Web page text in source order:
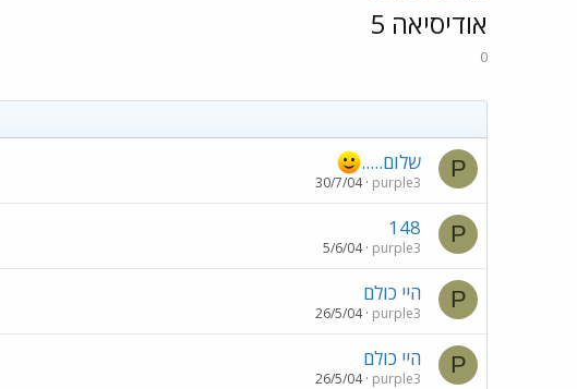
אודיסיאה 5
0
P שלום.....
purple3
30/7/04
P
148
purple3
5/6/04
P היי כולם
purple3
26/5/04
P היי כולם
purple3
26/5/04